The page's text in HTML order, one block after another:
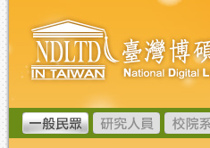
跳
到
主
要
內
容
臺
灣
博
碩
士
論
文